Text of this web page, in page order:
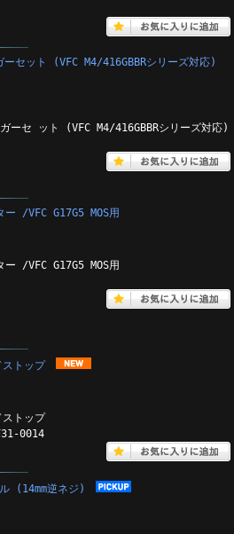
ーセット (VFC M4/416GBBRシリーズ対応)
ーセ ット (VFC M4/416GBBRシリーズ対応)
ー /VFC G17G5 MOS用
ー /VFC G17G5 MOS用
ストップ
ストップ
0014
(14mm逆ネジ)